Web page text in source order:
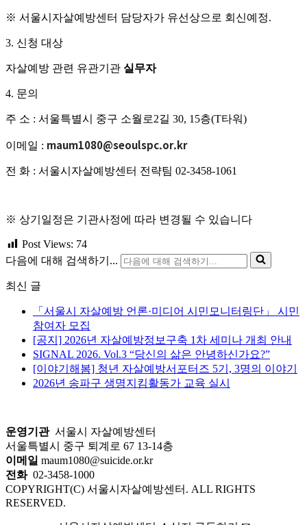
※ 서울시자살예방센터 담당자가 유선상으로 회신예정.
3. 신청 대상
자살예방 관련 유관기관 실무자
4. 문의
주 소 : 서울특별시 중구 소월로2길 30, 15층(T타워)
이메일 : maum1080@seoulspc.or.kr
전 화 : 서울시자살예방센터 전략팀 02-3458-1061
※ 상기일정은 기관사정에 따라 변경될 수 있습니다
Post Views: 74
다음에 대해 검색하기...
최신 글
「서울시 자살예방 언론·미디어 시민모니터링단」 시민
참여자 모집
[공지] 2026년 자살예방정보구축 1차 세미나 개최 안내
SIGNAL 2026. Vol.3 “당신의 삶은 안녕하신가요?”
[이야기해봄] 청년 자살예방서포터즈 5기, 3명의 이야기
2026년 송파구 생명지킴활동가 교육 실시
운영기관서울시 자살예방센터
서울특별시 중구 퇴계로 67 13-14층
이메일 maum1080@suicide.or.kr
전화 02-3458-1000
COPYRIGHT(C) 서울시자살예방센터. ALL RIGHTS
RESERVED.